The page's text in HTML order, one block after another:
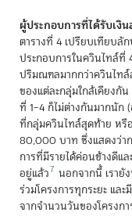
ผู้ประกอบการที่ได้รับเงิ
ตารางที่ 4 เปรียบเทียบลั
ประกอบการในควินไทล์ที่
ปริมณฑลมากกว่าควินไท
ของแต่ละกลุ่มใกล้เคียงกั
ที่ 1–4 ก็ไม่ต่างกันมากนั
ที่กลุ่มควินไทล์สุดท้าย หรื
80,000 บาท ซึ่งแสดงว่า
การที่มีรายได้ค่อนข้างดีแ
อยู่แล้ว7 นอกจากนี้ เรายั
ร่วมโครงการทุกระยะ แล
จากจำนวนวันของโครงก